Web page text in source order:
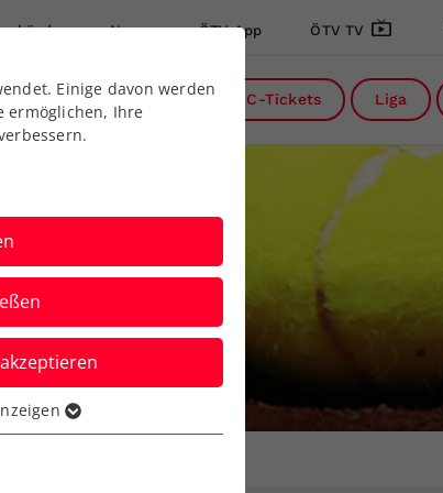
News ÖTV App ÖTV TV
Über uns DC-Tickets Liga
Einige davon werden
ermöglichen, Ihre
Funktionen der
dass die Webseite